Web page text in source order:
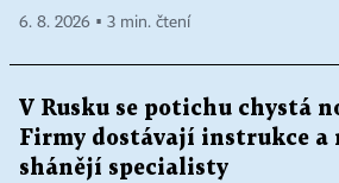
6. 8. 2026 ▪ 3 min. čtení
V Rusku se potichu chystá
Firmy dostávají instrukce a
shánějí specialisty